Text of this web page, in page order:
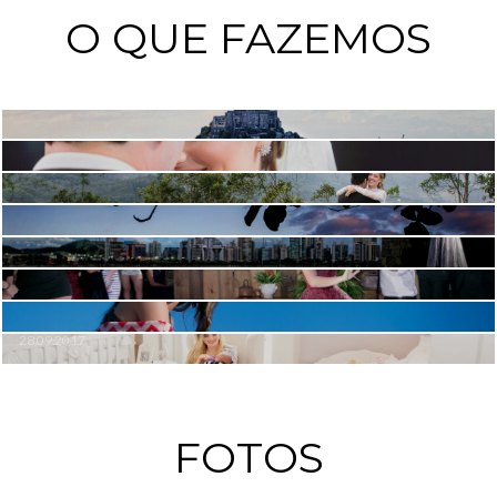
O QUE FAZEMOS
POS-CASAMENTO
PRE-CASAMENTO
ENSAIO NOIVA
15 ANOS
ENSAIO 15 ANOS
FAMILIA
28.09.2017
FOTOS